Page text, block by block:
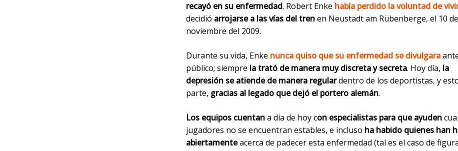
recayó en su enfermedad. Robert Enke había perdido la voluntad de
decidió arrojarse a las vías del trenen Neustadt am Rübenberge, el 10 de
noviembre del 2009.
Durante su vida, Enke nunca quiso que su enfermedad se divulgara
público; siempre la trató de manera muy discreta y secreta. Hoy día, la
depresión se atiende de manera regulardentro de los deportistas, y
parte, gracias al legado que dejó el portero alemán.
Los equipos cuentana día de hoy con especialistas para que ayuden
jugadores no se encuentran estables, e incluso ha habido quienes han
abiertamenteacerca de padecer esta enfermedad (tal es el caso de